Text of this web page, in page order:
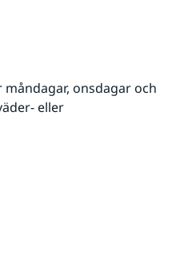
onsdagar och
eller